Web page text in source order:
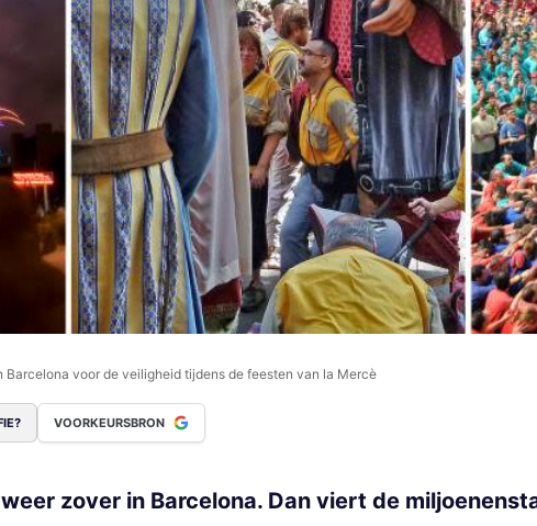
Barcelona voor de veiligheid tijdens de feesten van la Mercè
VOORKEURSBRON
zover in Barcelona. Dan viert de